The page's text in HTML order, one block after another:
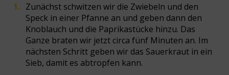
Zunächst schwitzen wir die Zwiebeln und den
Speck in einer Pfanne an und geben dann den
Knoblauch und die Paprikastücke hinzu. Das
Ganze braten wir jetzt circa fünf Minuten an. Im
nächsten Schritt geben wir das Sauerkraut in ein
Sieb, damit es abtropfen kann.